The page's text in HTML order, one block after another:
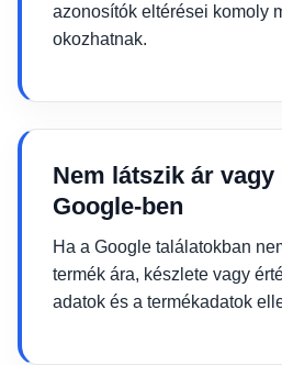
azonosítók eltérései komoly
okozhatnak.
Nem látszik ár vagy
Google-ben
Ha a Google találatokban
termék ára, készlete vagy
adatok és a termékadatok